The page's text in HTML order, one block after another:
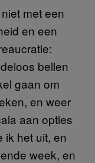
met een
en een
bellen
gaan om
en weer
aan opties
ik het uit, en
week, en